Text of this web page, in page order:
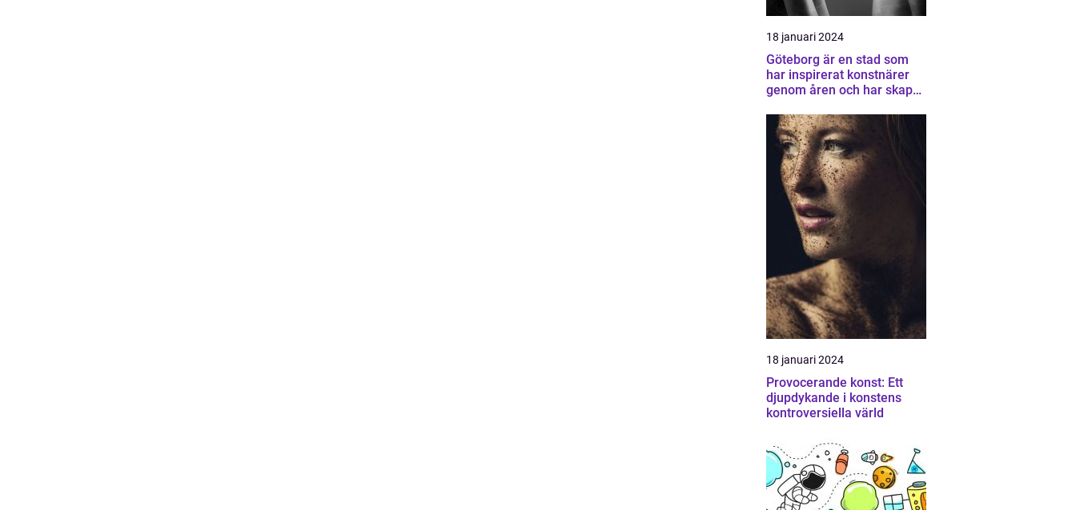
18 januari 2024
Göteborg är en stad som
har inspirerat konstnärer
genom åren och har skapat
konstverk som
representerar staden
18 januari 2024
Provocerande konst: Ett
djupdykande i konstens
kontroversiella värld